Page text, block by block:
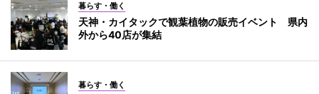
暮らす・働く
天神・カイタックで観葉植物の販売イベント 県内
外から40店が集結
暮らす・働く